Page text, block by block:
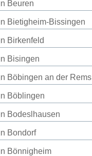
Beuren
Bietigheim-Bissingen
Birkenfeld
Bisingen
Böbingen an der Rems
Böblingen
Bodeslhausen
Bondorf
Bönnigheim